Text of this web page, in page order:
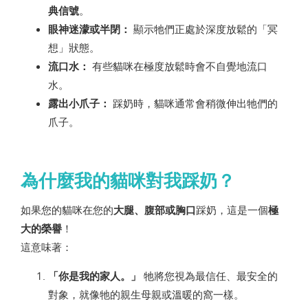
典信號。
眼神迷濛或半閉： 顯示牠們正處於深度放鬆的「冥
想」狀態。
流口水： 有些貓咪在極度放鬆時會不自覺地流口
水。
露出小爪子： 踩奶時，貓咪通常會稍微伸出牠們的
爪子。
為什麼我的貓咪對我踩奶？
如果您的貓咪在您的大腿、腹部或胸口踩奶，這是一個極
大的榮譽 ！
這意味著：
「你是我的家人。」 牠將您視為最信任、最安全的
對象，就像牠的親生母親或溫暖的窩一樣。